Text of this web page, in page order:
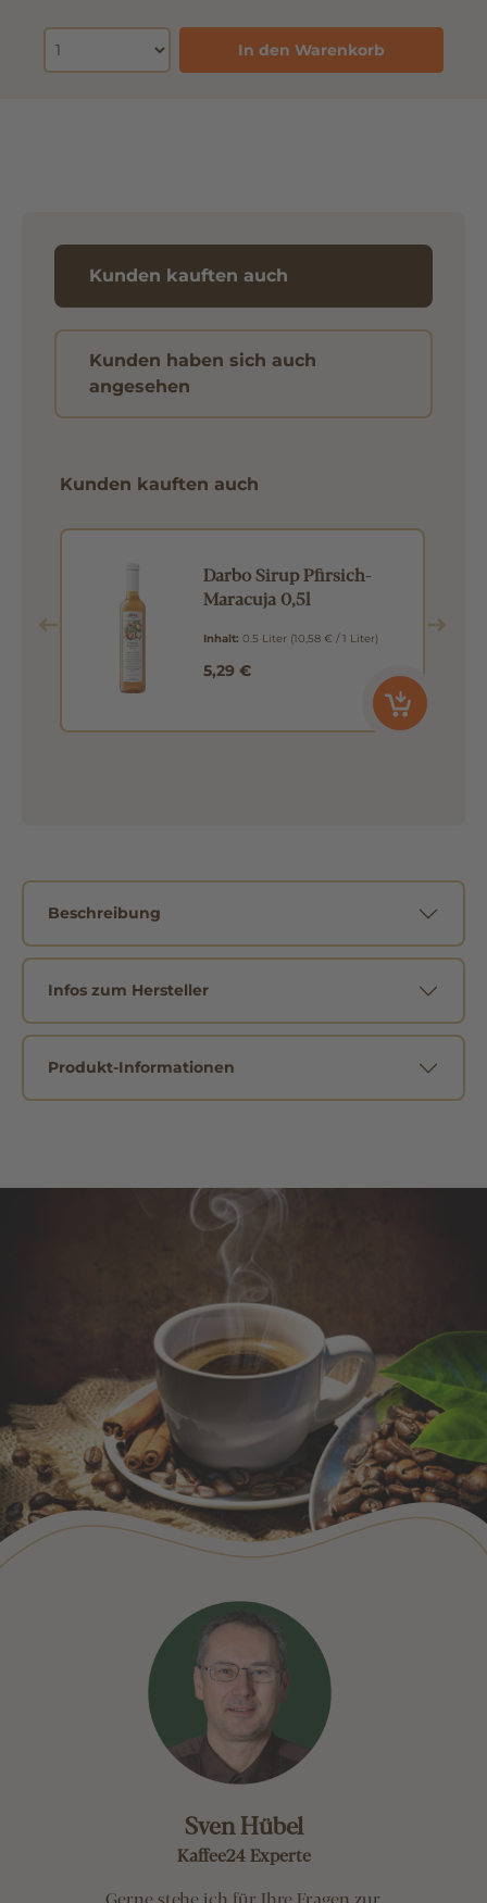
In den Warenkorb
Kunden kauften auch
Kunden haben sich auch
angesehen
Kunden kauften auch
Darbo Sirup Pfirsich-
Maracuja 0,5l
Inhalt: 0.5 Liter (10,58 € / 1 Liter)
5,29 €
Beschreibung
Infos zum Hersteller
Produkt-Informationen
Sven Hübel
Kaffee24 Experte